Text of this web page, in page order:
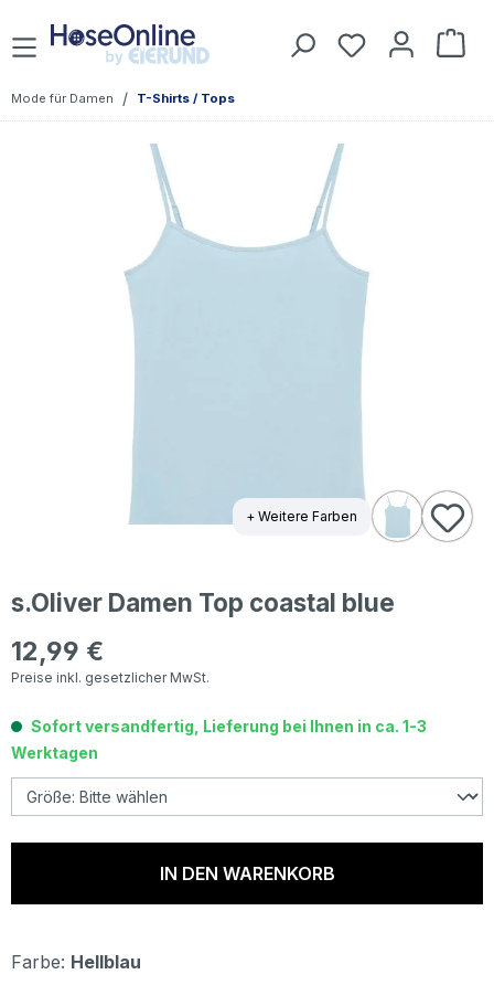
Zum Hauptinhalt springen Du hast 0
Mode für Damen / T-Shirts / Tops
Bildergalerie überspringen
+ Weitere Farben
s.Oliver Damen Top coastal blue
Regulärer Preis:
12,99 €
Preise inkl. gesetzlicher MwSt.
Sofort versandfertig, Lieferung bei Ihnen in ca. 1-3
Werktagen
IN DEN WARENKORB
Farbe: Hellblau